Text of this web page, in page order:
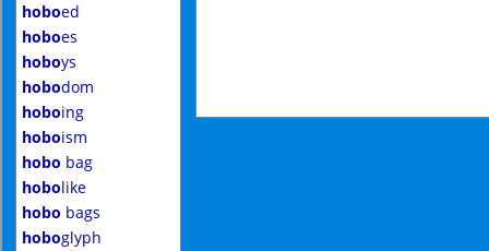
hoboed
hoboes
hoboys
hobodom
hoboing
hoboism
hobo bag
hobolike
hobo bags
hoboglyph